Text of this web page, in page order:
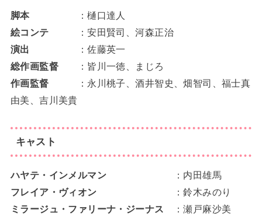
脚本
：樋口達人
絵コンテ
：安田賢司、河森正治
演出
：佐藤英一
総作画監督
：皆川一徳、まじろ
作画監督
：永川桃子、酒井智史、畑智司、福士真
由美、吉川美貴
キャスト
ハヤテ・インメルマン
：内田雄馬
フレイア・ヴィオン
：鈴木みのり
ミラージュ・ファリーナ・ジーナス
：瀬戸麻沙美